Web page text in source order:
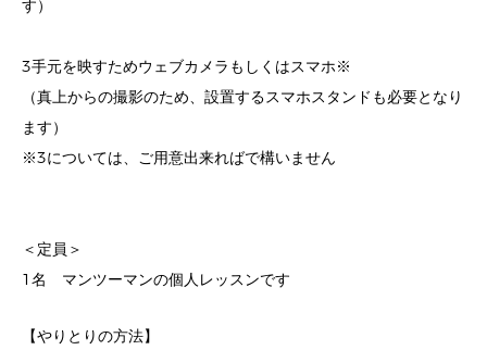
す）
3手元を映すためウェブカメラもしくはスマホ※
（真上からの撮影のため、設置するスマホスタンドも必要となり
ます）
※3については、ご用意出来ればで構いません
＜定員＞
1名 マンツーマンの個人レッスンです
【やりとりの方法】